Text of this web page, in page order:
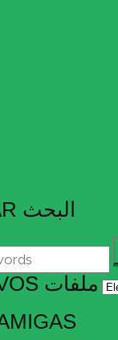
a la Escuela de
rotundo del recital
musical: Ronda
BUSCAR البحث
ARCHIVOS ملفات